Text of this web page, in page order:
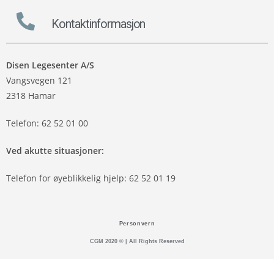
Kontaktinformasjon
Disen Legesenter A/S
Vangsvegen 121
2318 Hamar
Telefon: 62 52 01 00
Ved akutte situasjoner:
Telefon for øyeblikkelig hjelp: 62 52 01 19
Personvern
CGM 2020 ©​ | All Rights Reserved